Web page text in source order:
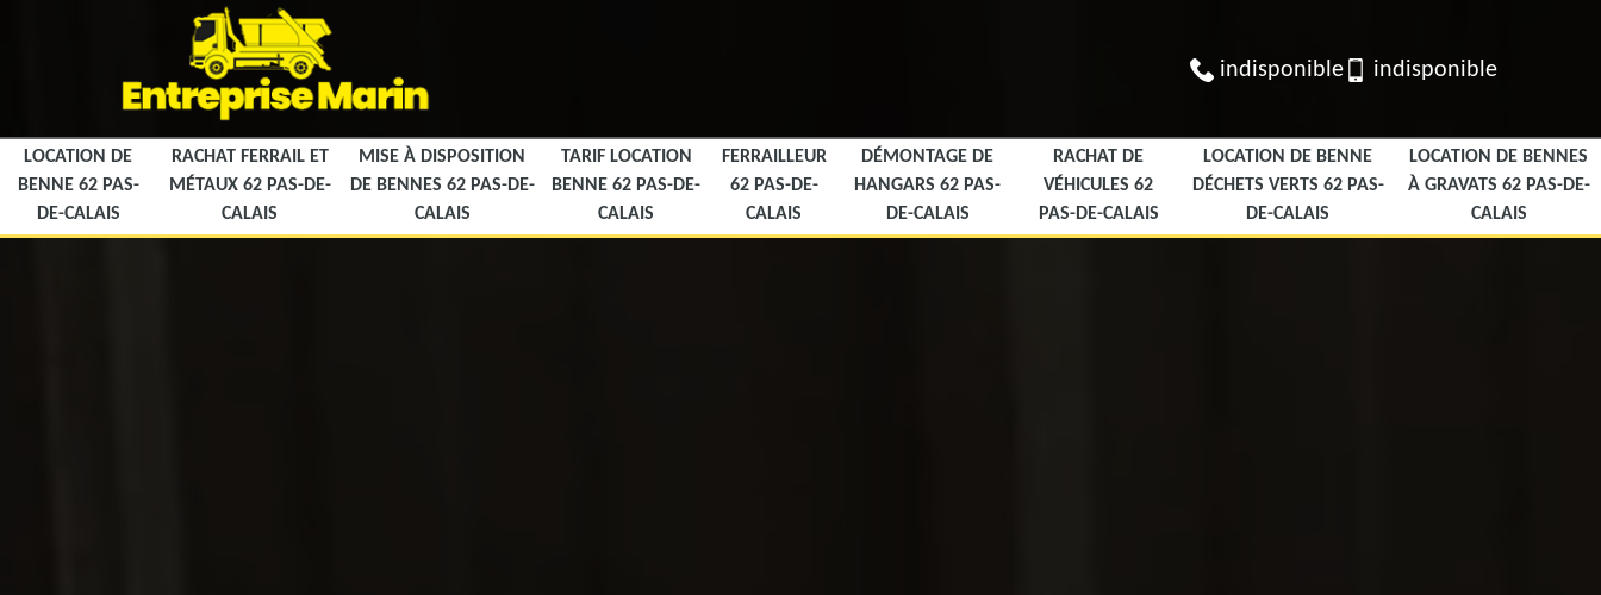
indisponible indisponible
LOCATION DE
BENNE 62 PAS-
DE-CALAIS
RACHAT FERRAIL ET
MÉTAUX 62 PAS-DE-
CALAIS
MISE À DISPOSITION
DE BENNES 62 PAS-DE-
CALAIS
TARIF LOCATION
BENNE 62 PAS-DE-
CALAIS
FERRAILLEUR
62 PAS-DE-
CALAIS
DÉMONTAGE DE
HANGARS 62 PAS-
DE-CALAIS
RACHAT DE
VÉHICULES 62
PAS-DE-CALAIS
LOCATION DE BENNE
DÉCHETS VERTS 62 PAS-
DE-CALAIS
LOCATION DE BENNES
À GRAVATS 62 PAS-DE-
CALAIS